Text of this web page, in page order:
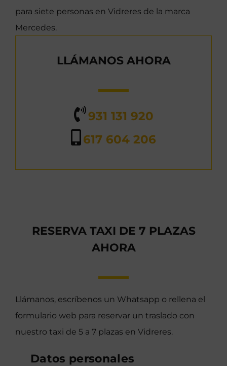
para siete personas en Vidreres de la marca
Mercedes.
LLÁMANOS AHORA
931 131 920
617 604 206
RESERVA TAXI DE 7 PLAZAS
AHORA
Llámanos, escríbenos un Whatsapp o rellena el
formulario web para reservar un traslado con
nuestro taxi de 5 a 7 plazas en Vidreres.
Datos personales